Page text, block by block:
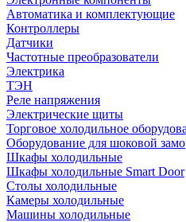
Автоматика и комплектующие
Контроллеры
Датчики
Частотные преобразователи
Электрика
ТЭН
Реле напряжения
Электрические щиты
Торговое холодильное
Оборудование для шоковой
Шкафы холодильные
Шкафы холодильные Smart Door
Столы холодильные
Камеры холодильные
Машины холодильные